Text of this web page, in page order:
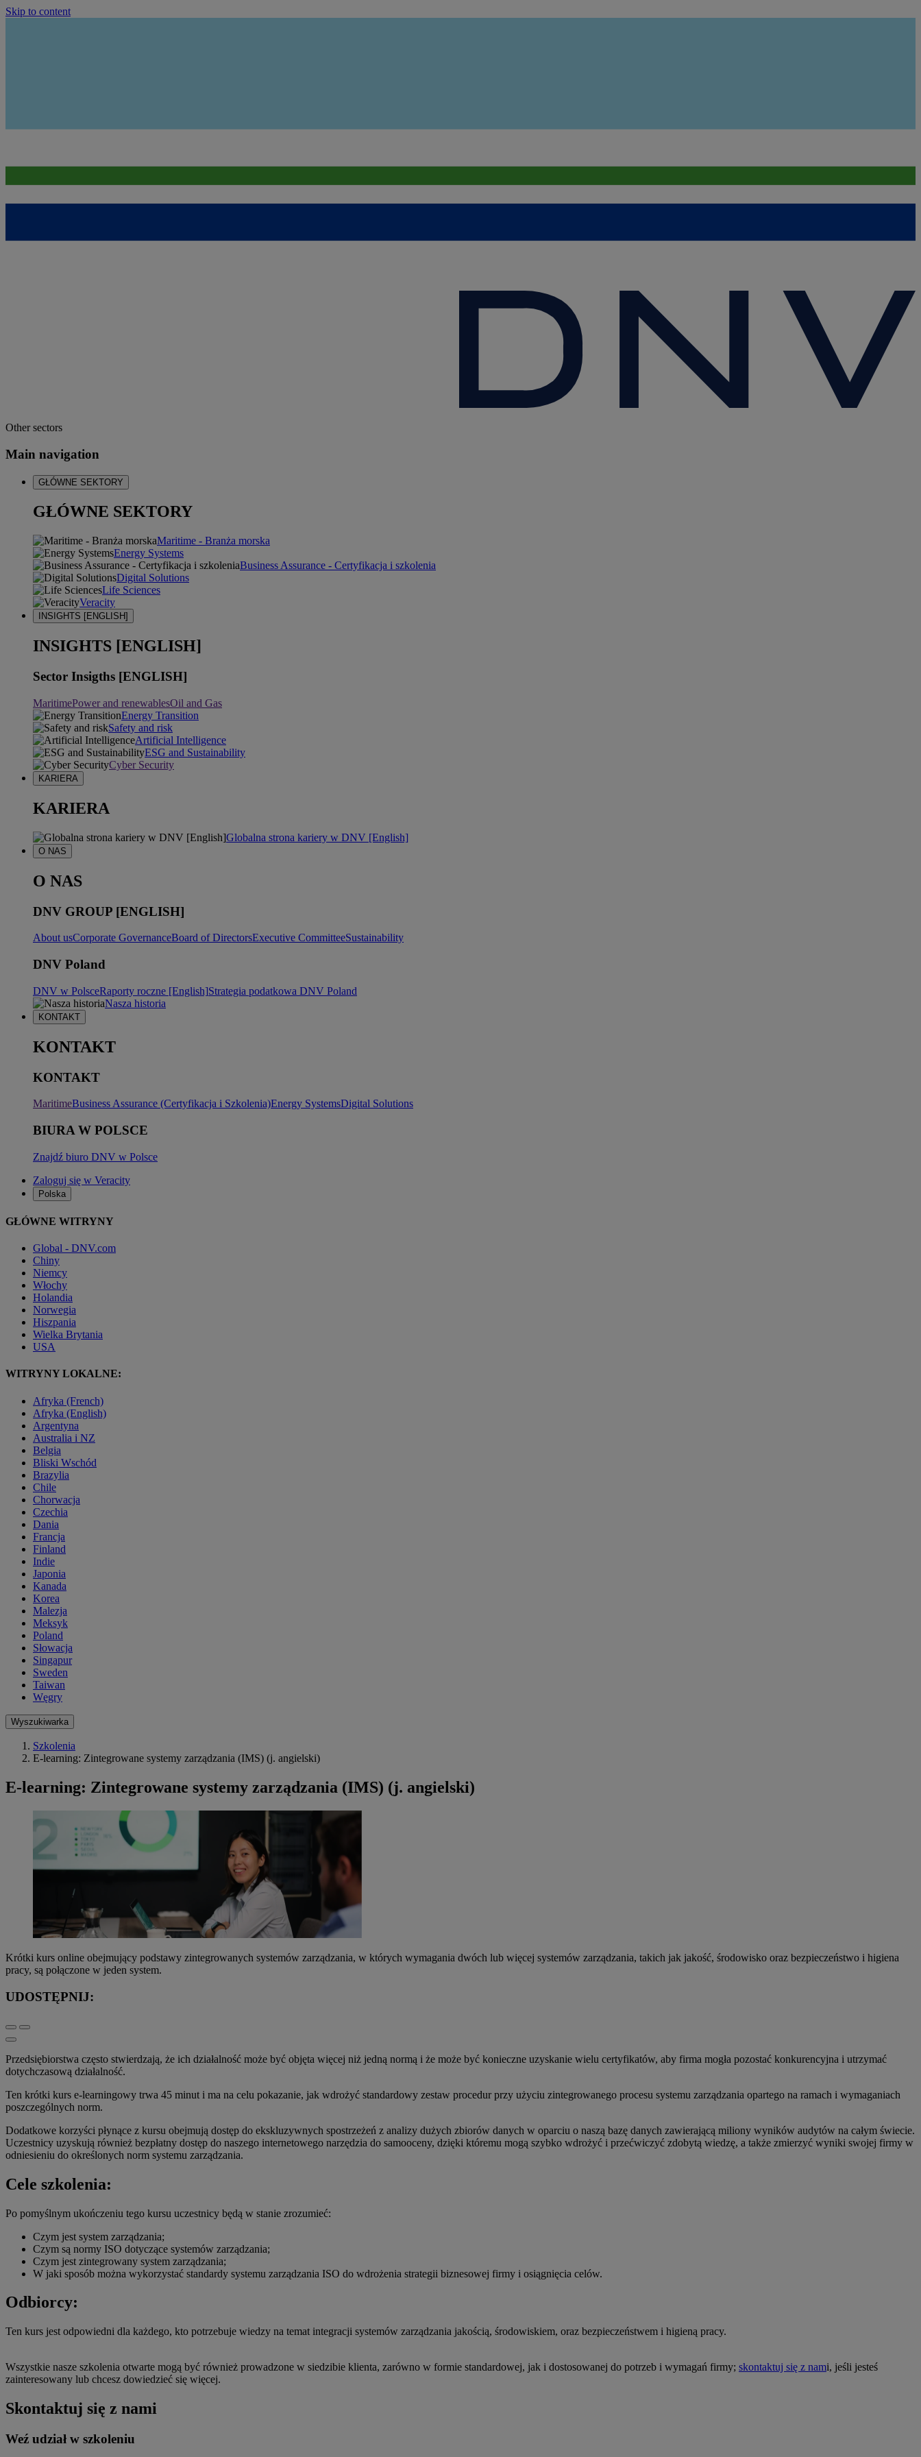
Skip to content
Other sectors
Main navigation
GŁÓWNE SEKTORY
GŁÓWNE SEKTORY
Maritime - Branża morska
Energy Systems
Business Assurance - Certyfikacja i szkolenia
Digital Solutions
Life Sciences
Veracity
INSIGHTS [ENGLISH]
INSIGHTS [ENGLISH]
Sector Insigths [ENGLISH]
MaritimePower and renewablesOil and Gas
Energy Transition
Safety and risk
Artificial Intelligence
ESG and Sustainability
Cyber Security
KARIERA
KARIERA
Globalna strona kariery w DNV [English]
O NAS
O NAS
DNV GROUP [ENGLISH]
About usCorporate GovernanceBoard of DirectorsExecutive CommitteeSustainability
DNV Poland
DNV w PolsceRaporty roczne [English]Strategia podatkowa DNV Poland
Nasza historia
KONTAKT
KONTAKT
KONTAKT
MaritimeBusiness Assurance (Certyfikacja i Szkolenia)Energy SystemsDigital Solutions
BIURA W POLSCE
Znajdź biuro DNV w Polsce
Zaloguj się w Veracity
Polska
GŁÓWNE WITRYNY
Global - DNV.com
Chiny
Niemcy
Włochy
Holandia
Norwegia
Hiszpania
Wielka Brytania
USA
WITRYNY LOKALNE:
Afryka (French)
Afryka (English)
Argentyna
Australia i NZ
Belgia
Bliski Wschód
Brazylia
Chile
Chorwacja
Czechia
Dania
Francja
Finland
Indie
Japonia
Kanada
Korea
Malezja
Meksyk
Poland
Słowacja
Singapur
Sweden
Taiwan
Węgry
Wyszukiwarka
Szkolenia
E-learning: Zintegrowane systemy zarządzania (IMS) (j. angielski)
E-learning: Zintegrowane systemy zarządzania (IMS) (j. angielski)
Krótki kurs online obejmujący podstawy zintegrowanych systemów zarządzania, w których wymagania dwóch lub więcej systemów zarządzania, takich jak jakość, środowisko oraz bezpieczeństwo i higiena
pracy, są połączone w jeden system.
UDOSTĘPNIJ:
Przedsiębiorstwa często stwierdzają, że ich działalność może być objęta więcej niż jedną normą i że może być konieczne uzyskanie wielu certyfikatów, aby firma mogła pozostać konkurencyjna i utrzymać
dotychczasową działalność.
Ten krótki kurs e-learningowy trwa 45 minut i ma na celu pokazanie, jak wdrożyć standardowy zestaw procedur przy użyciu zintegrowanego procesu systemu zarządzania opartego na ramach i wymaganiach
poszczególnych norm.
Dodatkowe korzyści płynące z kursu obejmują dostęp do ekskluzywnych spostrzeżeń z analizy dużych zbiorów danych w oparciu o naszą bazę danych zawierającą miliony wyników audytów na całym świecie.
Uczestnicy uzyskują również bezpłatny dostęp do naszego internetowego narzędzia do samooceny, dzięki któremu mogą szybko wdrożyć i przećwiczyć zdobytą wiedzę, a także zmierzyć wyniki swojej firmy w
odniesieniu do określonych norm systemu zarządzania.
Cele szkolenia:
Po pomyślnym ukończeniu tego kursu uczestnicy będą w stanie zrozumieć:
Czym jest system zarządzania;
Czym są normy ISO dotyczące systemów zarządzania;
Czym jest zintegrowany system zarządzania;
W jaki sposób można wykorzystać standardy systemu zarządzania ISO do wdrożenia strategii biznesowej firmy i osiągnięcia celów.
Odbiorcy:
Ten kurs jest odpowiedni dla każdego, kto potrzebuje wiedzy na temat integracji systemów zarządzania jakością, środowiskiem, oraz bezpieczeństwem i higieną pracy.
Wszystkie nasze szkolenia otwarte mogą być również prowadzone w siedzibie klienta, zarówno w formie standardowej, jak i dostosowanej do potrzeb i wymagań firmy; skontaktuj się z nami, jeśli jesteś
zainteresowany lub chcesz dowiedzieć się więcej.
Skontaktuj się z nami
Weź udział w szkoleniu